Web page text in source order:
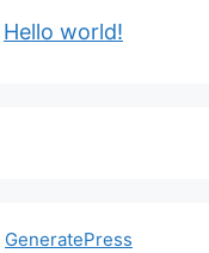
Hello world!
GeneratePress